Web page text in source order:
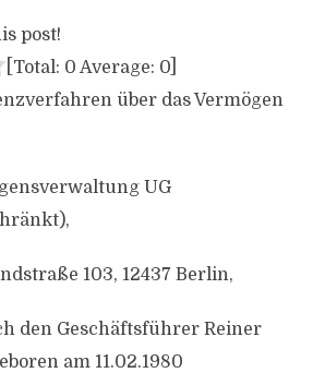
post!
[Total: 0 Average: 0]
über das Vermögen
UG
103, 12437 Berlin,
den Geschäftsführer Reiner
am 11.02.1980